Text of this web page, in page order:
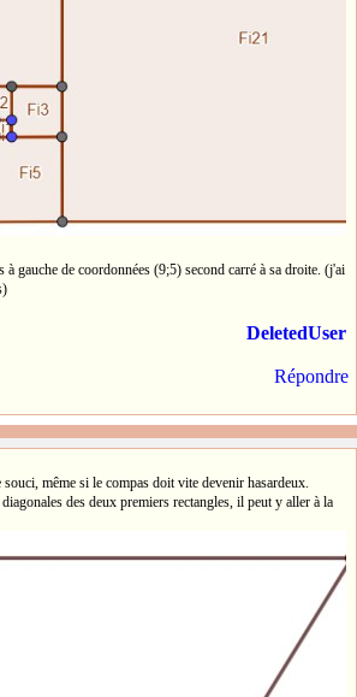
à gauche de coordonnées (9;5) second carré à sa droite. (j'ai
DeletedUser
Répondre
même si le compas doit vite devenir hasardeux.
des deux premiers rectangles, il peut y aller à la